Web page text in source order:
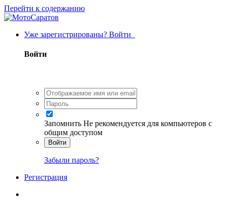
Перейти к содержанию
Уже зарегистрированы? Войти
Войти
Запомнить Не рекомендуется для компьютеров с
общим доступом
Войти
Забыли пароль?
Регистрация